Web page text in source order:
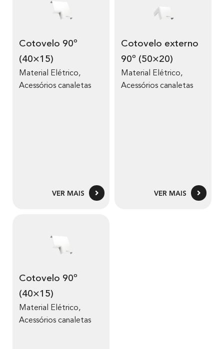
Cotovelo 90º
(40×15)
Material Elétrico,
Acessórios canaletas
VER MAIS
Cotovelo externo
90º (50×20)
Material Elétrico,
Acessórios canaletas
VER MAIS
Cotovelo 90º
(40×15)
Material Elétrico,
Acessórios canaletas